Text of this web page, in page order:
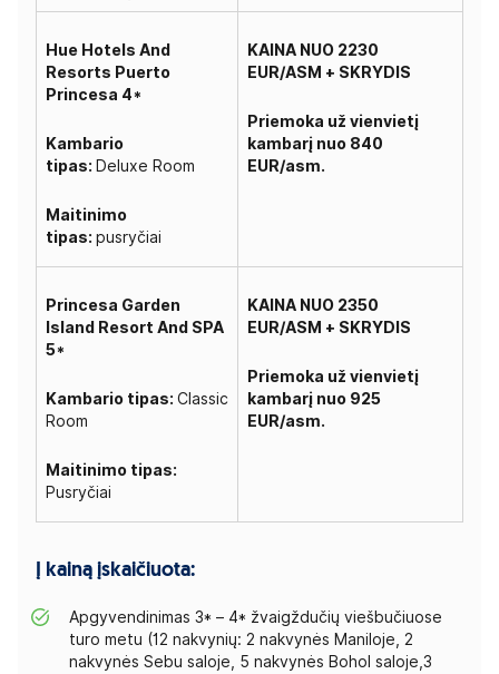
Hue Hotels And
Resorts Puerto
Princesa 4*
Kambario
tipas: Deluxe Room
Maitinimo
tipas: pusryčiai
KAINA NUO 2230
EUR/ASM + SKRYDIS
Priemoka už vienvietį
kambarį nuo 840
EUR/asm.
Princesa Garden
Island Resort And SPA
5*
Kambario tipas: Classic
Room
Maitinimo tipas:
Pusryčiai
KAINA NUO 2350
EUR/ASM + SKRYDIS
Priemoka už vienvietį
kambarį nuo 925
EUR/asm.
Į kainą įskaičiuota:
Apgyvendinimas 3* – 4* žvaigždučių viešbučiuose
turo metu (12 nakvynių: 2 nakvynės Maniloje, 2
nakvynės Sebu saloje, 5 nakvynės Bohol saloje,3